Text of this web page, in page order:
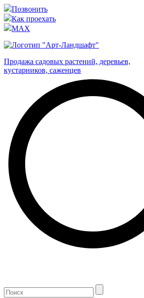
Позвонить
Как проехать
MAX
Продажа садовых растений, деревьев,
кустарников, саженцев